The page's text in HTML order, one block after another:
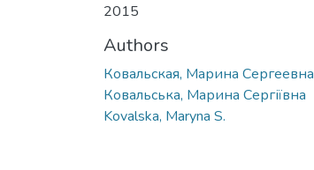
2015
Authors
Ковальская, Марина Сергеевна
Ковальська, Марина Сергіївна
Kovalska, Maryna S.